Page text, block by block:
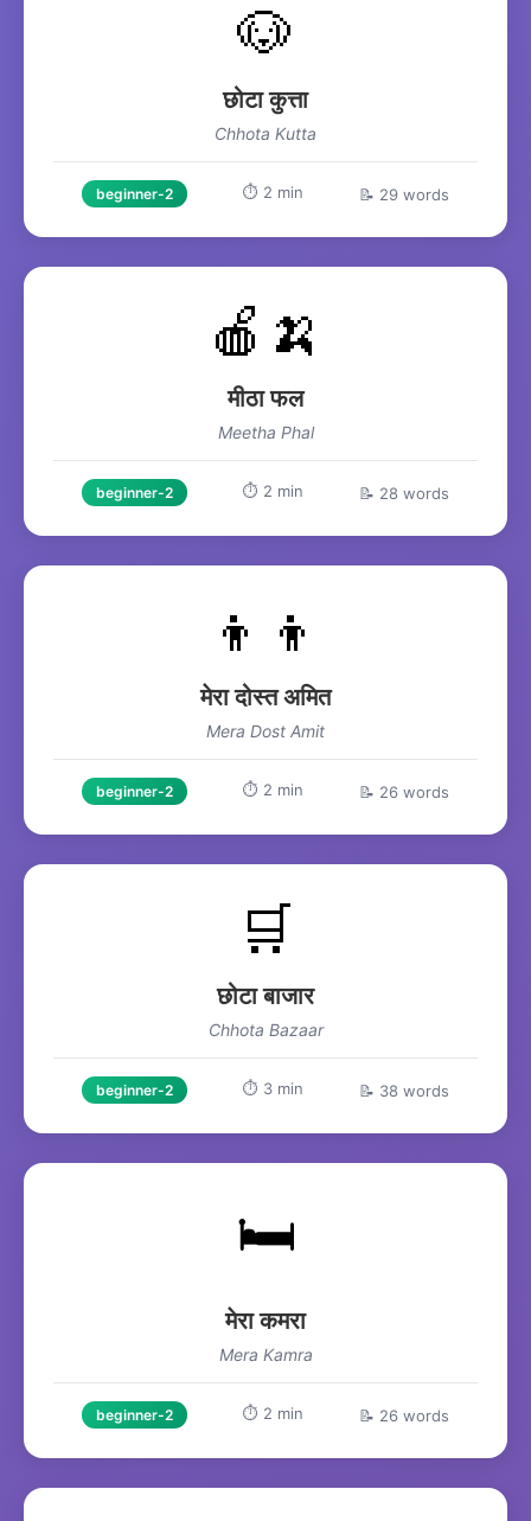
🐶
छोटा कुत्ता
Chhota Kutta
beginner-2 ⏱️ 2 min 📝 29 words
🍎🍌
मीठा फल
Meetha Phal
beginner-2 ⏱️ 2 min 📝 28 words
👦👦
मेरा दोस्त अमित
Mera Dost Amit
beginner-2 ⏱️ 2 min 📝 26 words
🛒
छोटा बाजार
Chhota Bazaar
beginner-2 ⏱️ 3 min 📝 38 words
🛏️
मेरा कमरा
Mera Kamra
beginner-2 ⏱️ 2 min 📝 26 words